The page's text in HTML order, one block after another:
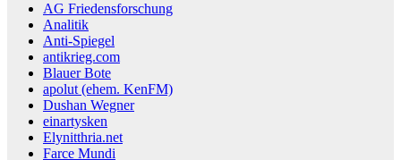
AG Friedensforschung
Analitik
Anti-Spiegel
antikrieg.com
Blauer Bote
apolut (ehem. KenFM)
Dushan Wegner
einartysken
Elynitthria.net
Farce Mundi